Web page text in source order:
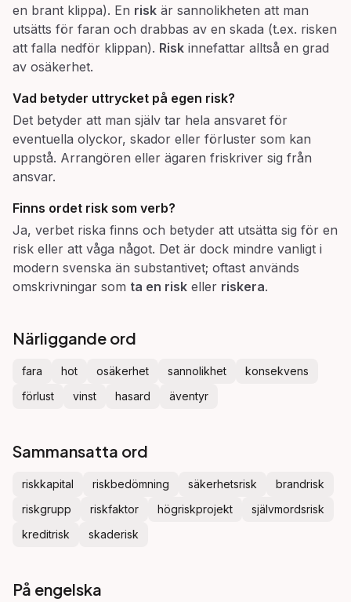
en brant klippa). En risk är sannolikheten att man
utsätts för faran och drabbas av en skada (t.ex. risken
att falla nedför klippan). Risk innefattar alltså en grad
av osäkerhet.
Vad betyder uttrycket på egen risk?
Det betyder att man själv tar hela ansvaret för
eventuella olyckor, skador eller förluster som kan
uppstå. Arrangören eller ägaren friskriver sig från
ansvar.
Finns ordet risk som verb?
Ja, verbet riska finns och betyder att utsätta sig för en
risk eller att våga något. Det är dock mindre vanligt i
modern svenska än substantivet; oftast används
omskrivningar som ta en risk eller riskera.
Närliggande ord
fara hot osäkerhet sannolikhet
konsekvens
förlust
vinst hasard äventyr
Sammansatta ord
riskkapital riskbedömning säkerhetsrisk
brandrisk
riskgrupp
riskfaktor högriskprojekt
självmordsrisk
kreditrisk
skaderisk
På engelska